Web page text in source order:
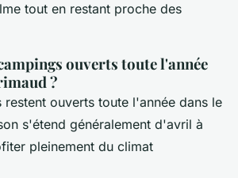
tout en restant proche des
ouverts toute l'année
?
restent ouverts toute l'année dans le
s'étend généralement d'avril à
pleinement du climat